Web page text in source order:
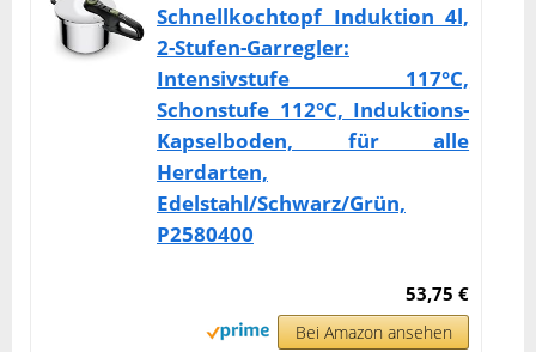
Schnellkochtopf Induktion 4l,
2-Stufen-Garregler:
Intensivstufe 117°C,
Schonstufe 112°C, Induktions-
Kapselboden, für alle
Herdarten,
Edelstahl/Schwarz/Grün,
P2580400
53,75 €
Bei Amazon ansehen